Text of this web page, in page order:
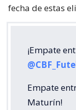
fecha de estas
¡Empate
Empate
Maturín!